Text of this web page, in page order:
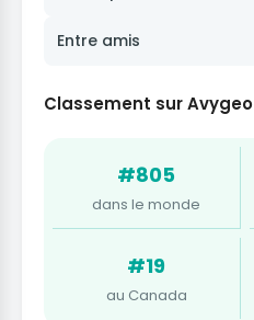
Entre amis
Classement sur Avygeo
#805
dans le monde
#19
au Canada